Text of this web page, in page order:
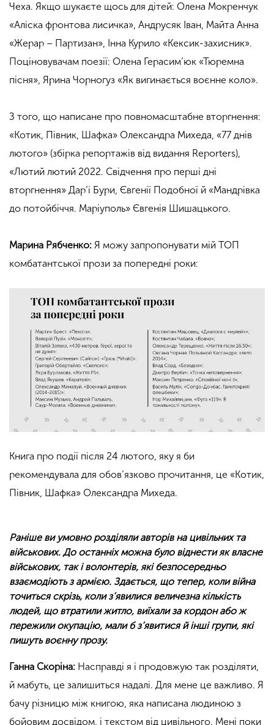
Чеха. Якщо шукаєте щось для дітей: Олена Мокренчук
«Аліска фронтова лисичка», Андрусяк Iван, Майта Анна
«Жерар – Партизан», Інна Курило «Кексик-захисник».
Поціновувачам поезії: Олена Герасим’юк «Тюремна
пісня», Ярина Чорногуз «Як вигинається воєнне коло».
З того, що написане про повномасштабне вторгнення:
«Котик, Півник, Шафка» Олександра Михеда, «77 днів
лютого» (збірка репортажів від видання Reporters),
«Лютий лютий 2022. Свідчення про перші дні
вторгнення» Дар’і Бури, Євгенії Подобної й «Мандрівка
до потойбіччя. Маріуполь» Євгенія Шишацького.
Марина Рябченко: Я можу запропонувати мій ТОП
комбатантської прози за попередні роки:
Книга про події після 24 лютого, яку я би
рекомендувала для обов’язково прочитання, це «Котик,
Півник, Шафка» Олександра Михеда.
Раніше ви умовно розділяли авторів на цивільних та
військових. До останніх можна було віднести як власне
військових, так і волонтерів, які безпосередньо
взаємодіють з армією. Здається, що тепер, коли війна
точиться скрізь, коли з’явилися величезна кількість
людей, що втратили житло, виїхали за кордон або ж
пережили окупацію, мали б з’явитися й інші групи, які
пишуть воєнну прозу.
Ганна Скоріна: Насправді я і продовжую так розділяти,
й мабуть, це залишиться надалі. Для мене це важливо. Я
бачу різницю між книгою, яка написана людиною з
бойовим досвідом, і текстом від цивільного. Мені поки